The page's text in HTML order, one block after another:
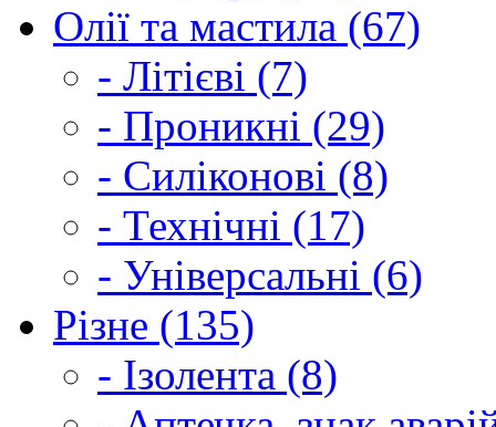
Олії та мастила (67)
- Літієві (7)
- Проникні (29)
- Силіконові (8)
- Технічні (17)
- Універсальні (6)
Різне (135)
- Ізолента (8)